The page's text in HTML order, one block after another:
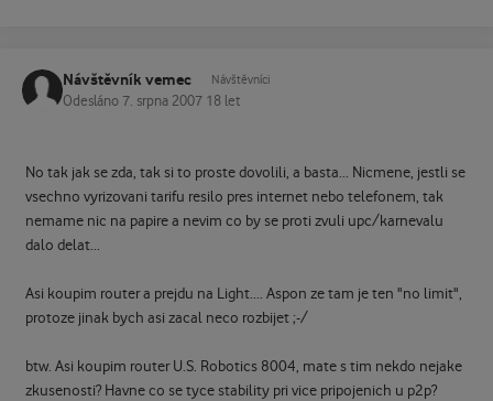
Návštěvník vemec Návštěvníci
Odesláno 7. srpna 2007 18 let
No tak jak se zda, tak si to proste dovolili, a basta... Nicmene, jestli se
vsechno vyrizovani tarifu resilo pres internet nebo telefonem, tak
nemame nic na papire a nevim co by se proti zvuli upc/karnevalu
dalo delat...
Asi koupim router a prejdu na Light.... Aspon ze tam je ten "no limit",
protoze jinak bych asi zacal neco rozbijet ;-/
btw. Asi koupim router U.S. Robotics 8004, mate s tim nekdo nejake
zkusenosti? Havne co se tyce stability pri vice pripojenich u p2p?